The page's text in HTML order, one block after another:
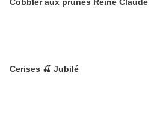
Cerises 🍒 Jubilé